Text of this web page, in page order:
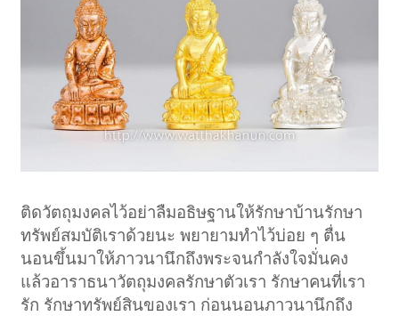
ติดวัตถุมงคลไว้อย่าลืมอธิษฐานให้รักษาบ้านรักษา
ทรัพย์สมบัติเราด้วยนะ พยายามทำไว้บ่อย ๆ ตื่น
นอนขึ้นมาให้ภาวนานึกถึงพระจนกำลังใจมั่นคง
แล้วอาราธนาวัตถุมงคลรักษาตัวเรา รักษาคนที่เรา
รัก รักษาทรัพย์สินของเรา ก่อนนอนภาวนานึกถึง